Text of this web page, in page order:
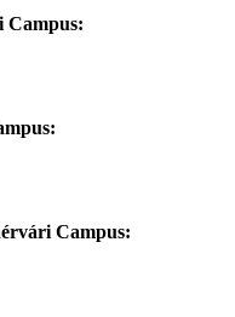
Campus:
Campus: